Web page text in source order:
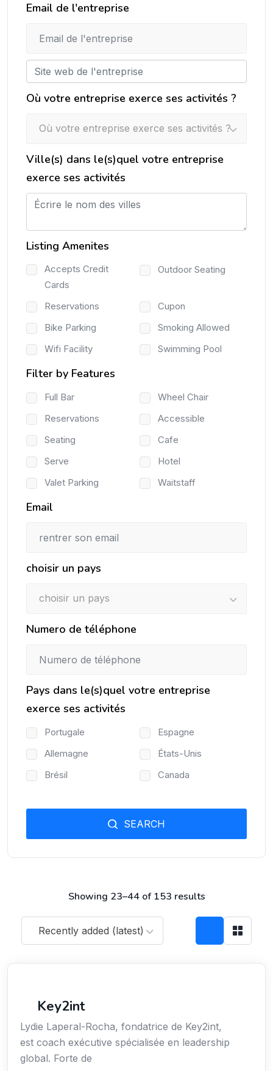
Showing 23–44 of 153 results
Recently added (latest)
Key2int
Lydie Laperal-Rocha, fondatrice de Key2int,
est coach exécutive spécialisée en leadership
global. Forte de
Email de l'entreprise
Où votre entreprise exerce ses activités ?
Où votre entreprise exerce ses activités ?
Ville(s) dans le(s)quel votre entreprise
exerce ses activités
Listing Amenites
Accepts Credit
Cards
Outdoor Seating
Reservations
Cupon
Bike Parking
Smoking Allowed
Wifi Facility
Swimming Pool
Filter by Features
Full Bar
Wheel Chair
Reservations
Accessible
Seating
Cafe
Serve
Hotel
Valet Parking
Waitstaff
Email
choisir un pays
choisir un pays
Numero de téléphone
Pays dans le(s)quel votre entreprise
exerce ses activités
Portugale
Espagne
Allemagne
États-Unis
Brésil
Canada
SEARCH